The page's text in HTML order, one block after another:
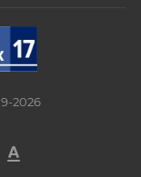
2026